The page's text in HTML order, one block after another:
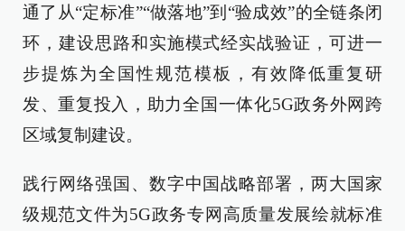
通了从“定标准”“做落地”到“验成效”的全链条闭
环，建设思路和实施模式经实战验证，可进一
步提炼为全国性规范模板，有效降低重复研
发、重复投入，助力全国一体化5G政务外网跨
区域复制建设。
践行网络强国、数字中国战略部署，两大国家
级规范文件为5G政务专网高质量发展绘就标准